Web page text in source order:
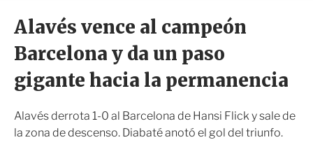
ó
n
i
r
Alavés vence al campeón
Barcelona y da un paso
gigante hacia la permanencia
Alavés derrota 1-0 al Barcelona de Hansi Flick y sale de
la zona de descenso. Diabaté anotó el gol del triunfo.